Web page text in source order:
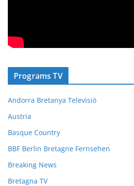
Programs TV
Andorra Bretanya Televisió
Austria
Basque Country
BBF Berlin Bretagne Fernsehen
Breaking News
Bretagna TV